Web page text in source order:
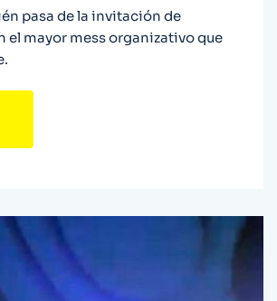
pasa de la invitación de
el mayor mess organizativo que